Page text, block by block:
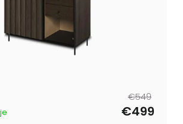
Parastā
cena
€549
Pārdošanas
cena€499